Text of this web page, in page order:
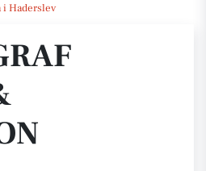
i Haderslev
SPEDITION